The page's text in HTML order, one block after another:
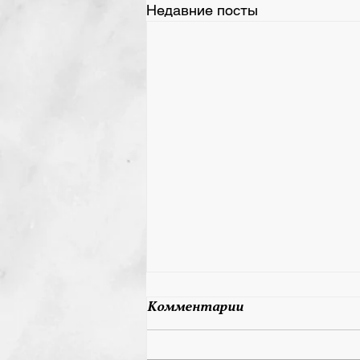
Недавние посты
28 мая 2026 День
Рождения у Юрова
Комментарии